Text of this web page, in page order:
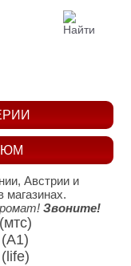
Австрии и
Звоните!
(A1)